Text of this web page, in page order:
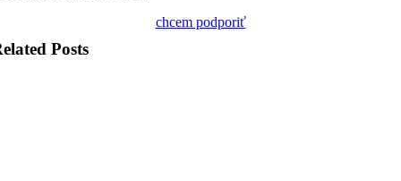
chcem podporiť
Posts